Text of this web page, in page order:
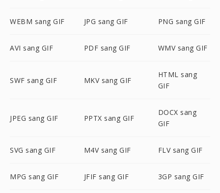
WEBM sang GIF JPG sang GIF PNG sang GIF
AVI sang GIF PDF sang GIF WMV sang GIF
SWF sang GIF MKV sang GIF
HTML sang
GIF
JPEG sang GIF PPTX sang GIF
DOCX sang
GIF
SVG sang GIF M4V sang GIF FLV sang GIF
MPG sang GIF JFIF sang GIF 3GP sang GIF